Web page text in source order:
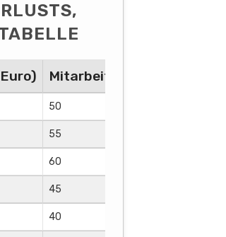
Mitarbeiterzahl
50
55
60
45
40